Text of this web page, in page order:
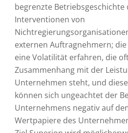
begrenzte
Interventionen von
externen Auftragnehmern;
eine Volatilität erfahren, die
Zusammenhang mit der
Unternehmen steht, und
können sich ungeachtet der
Unternehmens negativ auf
Wertpapiere des